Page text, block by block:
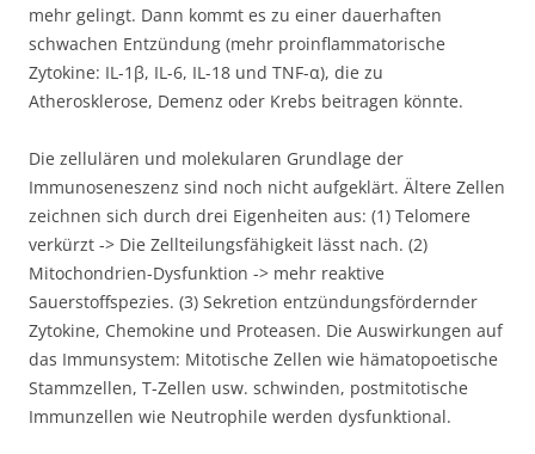
mehr gelingt. Dann kommt es zu einer dauerhaften
schwachen Entzündung (mehr proinflammatorische
Zytokine: IL-1β, IL-6, IL-18 und TNF-α), die zu
Atherosklerose, Demenz oder Krebs beitragen könnte.
Die zellulären und molekularen Grundlage der
Immunoseneszenz sind noch nicht aufgeklärt. Ältere Zellen
zeichnen sich durch drei Eigenheiten aus: (1) Telomere
verkürzt -> Die Zellteilungsfähigkeit lässt nach. (2)
Mitochondrien-Dysfunktion -> mehr reaktive
Sauerstoffspezies. (3) Sekretion entzündungsfördernder
Zytokine, Chemokine und Proteasen. Die Auswirkungen auf
das Immunsystem: Mitotische Zellen wie hämatopoetische
Stammzellen, T-Zellen usw. schwinden, postmitotische
Immunzellen wie Neutrophile werden dysfunktional.